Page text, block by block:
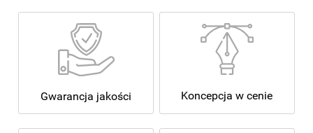
Gwarancja jakości Koncepcja w cenie